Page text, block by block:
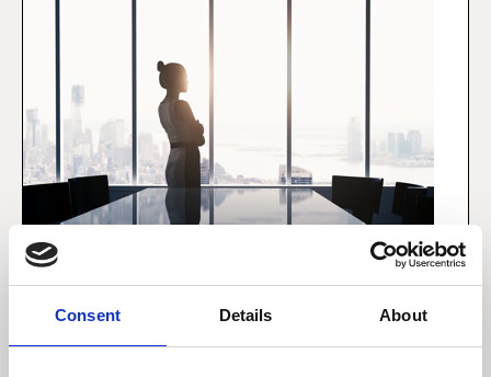
Consent Details About